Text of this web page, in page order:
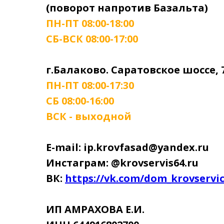
(поворот напротив Базальта)
ПН-ПТ 08:00-18:00
СБ-ВСК 08:00-17:00
г.Балаково. Саратовское шоссе,
ПН-ПТ 08:00-17:30
СБ 08:00-16:00
ВСК - выходной
E-mail: ip.krovfasad@yandex.ru
Инстаграм: @krovservis64.ru
ВК: https://vk.com/
ИП АМРАХОВА Е.И.